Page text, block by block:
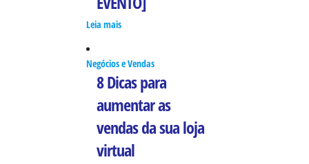
Leia mais
Negócios e Vendas
8 Dicas para
aumentar as
vendas da sua loja
virtual